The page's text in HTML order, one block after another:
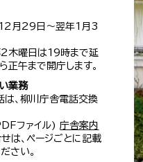
12月29日～翌年1月3
2木曜日は19時まで延
午まで開庁します。
業務
、柳川庁舎電話交換
ファイル)庁舎案内
は、ページごとに記載
さい。